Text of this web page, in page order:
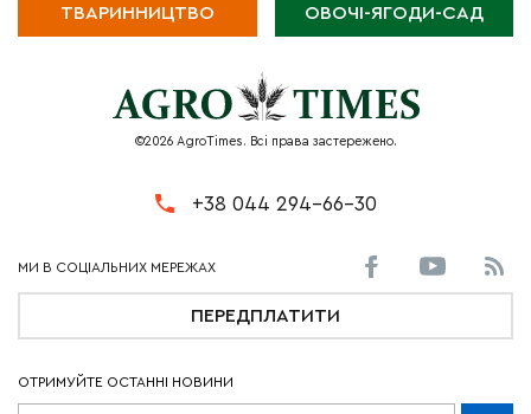
ТВАРИННИЦТВО ОВОЧІ-ЯГОДИ-САД
©2026 AgroTimes. Всі права застережено.
+38 044 294-66-30
ПЕРЕДПЛАТИТИ
ОТРИМУЙТЕ ОСТАННІ НОВИНИ